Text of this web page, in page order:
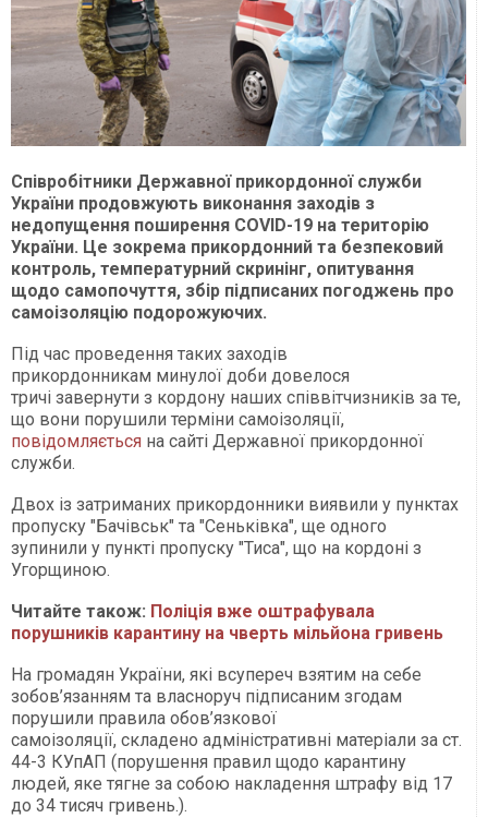
Співробітники Державної прикордонної служби
України продовжують виконання заходів з
недопущення поширення COVID-19 на територію
України. Це зокрема прикордонний та безпековий
контроль, температурний скринінг, опитування
щодо самопочуття, збір підписаних погоджень про
самоізоляцію подорожуючих.
Під час проведення таких заходів
прикордонникам минулої доби довелося
тричі завернути з кордону наших співвітчизників за те,
що вони порушили терміни самоізоляції,
повідомляється на сайті Державної прикордонної
служби.
Двох із затриманих прикордонники виявили у пунктах
пропуску "Бачівськ" та "Сеньківка", ще одного
зупинили у пункті пропуску "Тиса", що на кордоні з
Угорщиною.
Читайте також: Поліція вже оштрафувала
порушників карантину на чверть мільйона гривень
На громадян України, які всупереч взятим на себе
зобов’язанням та власноруч підписаним згодам
порушили правила обов’язкової
самоізоляції, складено адміністративні матеріали за ст.
44-3 КУпАП (порушення правил щодо карантину
людей, яке тягне за собою накладення штрафу від 17
до 34 тисяч гривень.).